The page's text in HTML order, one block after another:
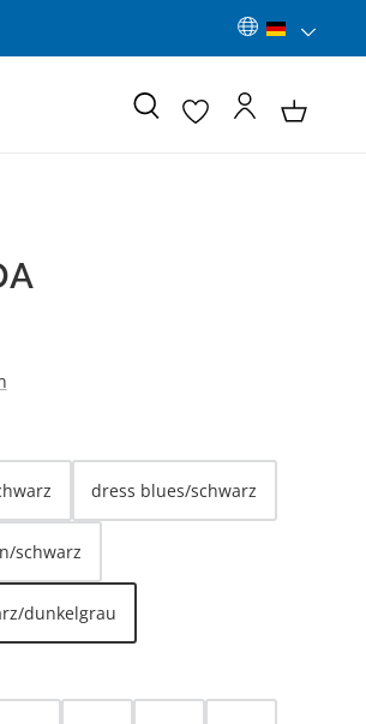
dress blues/schwarz
schwarz
dunkelgrau